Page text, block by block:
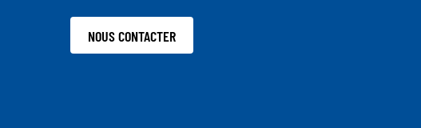
NOUS CONTACTER